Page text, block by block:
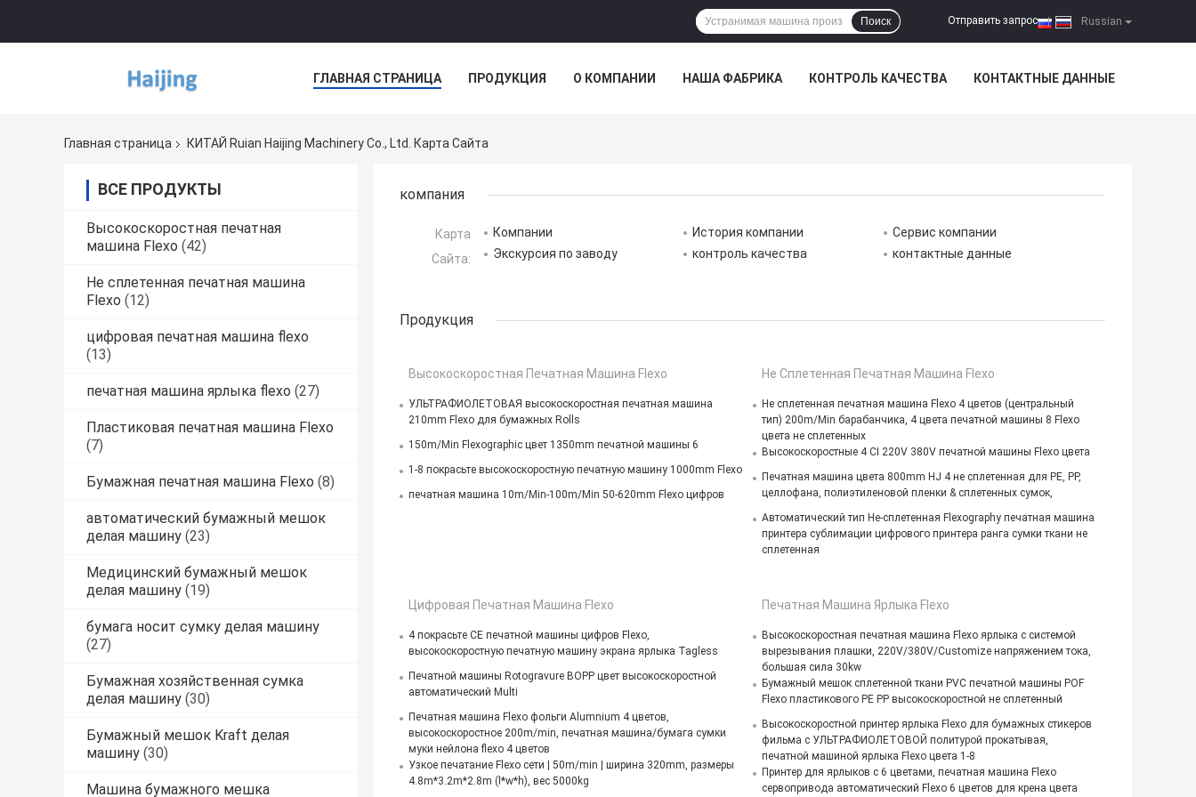
Russian
Отправить запрос |
Поиск
ГЛАВНАЯ СТРАНИЦА ПРОДУКЦИЯ О КОМПАНИИ НАША ФАБРИКА КОНТРОЛЬ КАЧЕСТВА КОНТАКТНЫЕ ДАННЫЕ
Главная страница
КИТАЙ Ruian Haijing Machinery Co., Ltd. Карта Сайта
ВСЕ ПРОДУКТЫ
Высокоскоростная печатная
машина Flexo (42)
Не сплетенная печатная машина
Flexo (12)
цифровая печатная машина flexo
(13)
печатная машина ярлыка flexo (27)
Пластиковая печатная машина Flexo
(7)
Бумажная печатная машина Flexo (8)
автоматический бумажный мешок
делая машину (23)
Медицинский бумажный мешок
делая машину (19)
бумага носит сумку делая машину
(27)
Бумажная хозяйственная сумка
делая машину (30)
Бумажный мешок Kraft делая
машину (30)
Машина бумажного мешка
компания
Карта
Сайта:
Компании История компании
Сервис компании
Экскурсия по заводу
контроль качества контактные данные
Продукция
Высокоскоростная Печатная Машина Flexo
УЛЬТРАФИОЛЕТОВАЯ высокоскоростная печатная машина
210mm Flexo для бумажных Rolls
150m/Min Flexographic цвет 1350mm печатной машины 6
1-8 покрасьте высокоскоростную печатную машину 1000mm Flexo
печатная машина 10m/Min-100m/Min 50-620mm Flexo цифров
Не Сплетенная Печатная Машина Flexo
Не сплетенная печатная машина Flexo 4 цветов (центральный
тип) 200m/Min барабанчика, 4 цвета печатной машины 8 Flexo
цвета не сплетенных
Высокоскоростные 4 CI 220V 380V печатной машины Flexo цвета
Печатная машина цвета 800mm HJ 4 не сплетенная для PE, PP,
целлофана, полиэтиленовой пленки & сплетенных сумок,
Автоматический тип Не-сплетенная Flexography печатная машина
принтера сублимации цифрового принтера ранга сумки ткани не
сплетенная
Цифровая Печатная Машина Flexo
4 покрасьте CE печатной машины цифров Flexo,
высокоскоростную печатную машину экрана ярлыка Tagless
Печатной машины Rotogravure BOPP цвет высокоскоростной
автоматический Multi
Печатная машина Flexo фольги Alumnium 4 цветов,
высокоскоростное 200m/min, печатная машина/бумага сумки
муки нейлона flexo 4 цветов
Узкое печатание Flexo сети | 50m/min | ширина 320mm, размеры
4.8m*3.2m*2.8m (l*w*h), вес 5000kg
Печатная Машина Ярлыка Flexo
Высокоскоростная печатная машина Flexo ярлыка с системой
вырезывания плашки, 220V/380V/Customize напряжением тока,
большая сила 30kw
Бумажный мешок сплетенной ткани PVC печатной машины POF
Flexo пластикового PE PP высокоскоростной не сплетенный
Высокоскоростной принтер ярлыка Flexo для бумажных стикеров
фильма с УЛЬТРАФИОЛЕТОВОЙ политурой прокатывая,
печатной машиной ярлыка Flexo цвета 1-8
Принтер для ярлыков с 6 цветами, печатная машина Flexo
сервопривода автоматический Flexo 6 цветов для крена цвета